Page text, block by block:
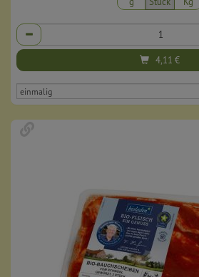
Anzahl
4,11 €